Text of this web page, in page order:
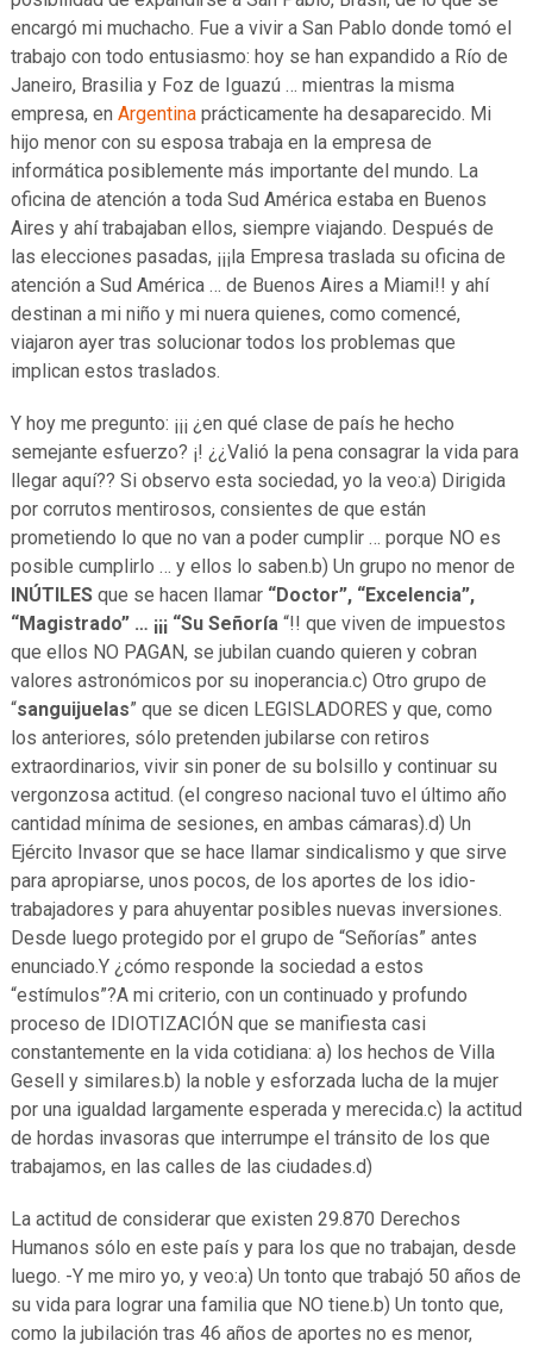
encargó mi muchacho. Fue a vivir a San Pablo donde tomó el
trabajo con todo entusiasmo: hoy se han expandido a Río de
Janeiro, Brasilia y Foz de Iguazú … mientras la misma
empresa, en Argentina prácticamente ha desaparecido. Mi
hijo menor con su esposa trabaja en la empresa de
informática posiblemente más importante del mundo. La
oficina de atención a toda Sud América estaba en Buenos
Aires y ahí trabajaban ellos, siempre viajando. Después de
las elecciones pasadas, ¡¡¡la Empresa traslada su oficina de
atención a Sud América … de Buenos Aires a Miami!! y ahí
destinan a mi niño y mi nuera quienes, como comencé,
viajaron ayer tras solucionar todos los problemas que
implican estos traslados.
Y hoy me pregunto: ¡¡¡ ¿en qué clase de país he hecho
semejante esfuerzo? ¡! ¿¿Valió la pena consagrar la vida para
llegar aquí?? Si observo esta sociedad, yo la veo:a) Dirigida
por corrutos mentirosos, consientes de que están
prometiendo lo que no van a poder cumplir … porque NO es
posible cumplirlo … y ellos lo saben.b) Un grupo no menor de
INÚTILESque se hacen llamar “Doctor”, “Excelencia”,
“Magistrado” … ¡¡¡ “Su Señoría“!! que viven de impuestos
que ellos NO PAGAN, se jubilan cuando quieren y cobran
valores astronómicos por su inoperancia.c) Otro grupo de
“sanguijuelas” que se dicen LEGISLADORES y que, como
los anteriores, sólo pretenden jubilarse con retiros
extraordinarios, vivir sin poner de su bolsillo y continuar su
vergonzosa actitud. (el congreso nacional tuvo el último año
cantidad mínima de sesiones, en ambas cámaras).d) Un
Ejército Invasor que se hace llamar sindicalismo y que sirve
para apropiarse, unos pocos, de los aportes de los idio-
trabajadores y para ahuyentar posibles nuevas inversiones.
Desde luego protegido por el grupo de “Señorías” antes
enunciado.Y ¿cómo responde la sociedad a estos
“estímulos”?A mi criterio, con un continuado y profundo
proceso de IDIOTIZACIÓN que se manifiesta casi
constantemente en la vida cotidiana: a) los hechos de Villa
Gesell y similares.b) la noble y esforzada lucha de la mujer
por una igualdad largamente esperada y merecida.c) la actitud
de hordas invasoras que interrumpe el tránsito de los que
trabajamos, en las calles de las ciudades.d)
La actitud de considerar que existen 29.870 Derechos
Humanos sólo en este país y para los que no trabajan, desde
luego. -Y me miro yo, y veo:a) Un tonto que trabajó 50 años de
su vida para lograr una familia que NO tiene.b) Un tonto que,
como la jubilación tras 46 años de aportes no es menor,